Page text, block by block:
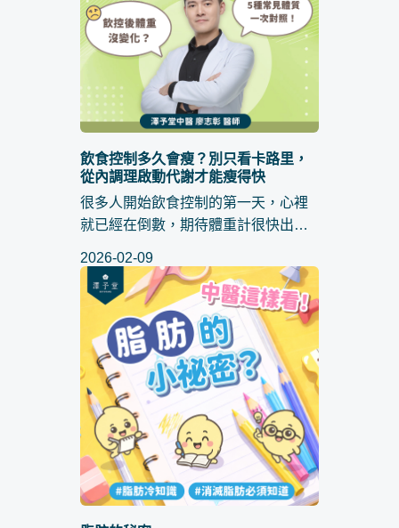
飲食控制多久會瘦？別只看卡路里，
從內調理啟動代謝才能瘦得快
很多人開始飲食控制的第一天，心裡
就已經在倒數，期待體重計很快出現
」才會成為這麼常被搜尋的問題。實
際上瘦下來這件事常常不是單靠少吃
就能加速，而是身體的運作狀態...
2026-02-09